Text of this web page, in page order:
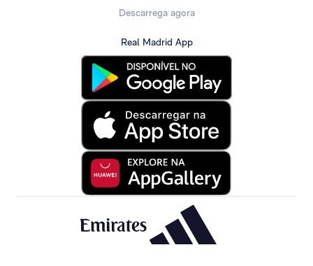
Descarrega agora
Real Madrid App